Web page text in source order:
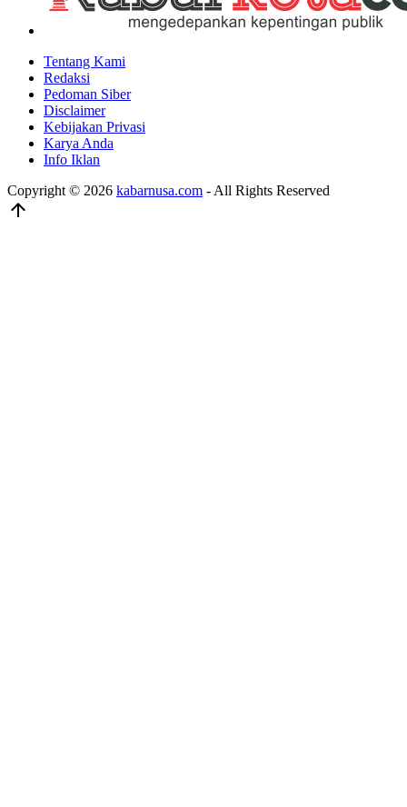
Tentang Kami
Redaksi
Pedoman Siber
Disclaimer
Kebijakan Privasi
Karya Anda
Info Iklan
Copyright © 2026 kabarnusa.com - All Rights Reserved
arrow_upward